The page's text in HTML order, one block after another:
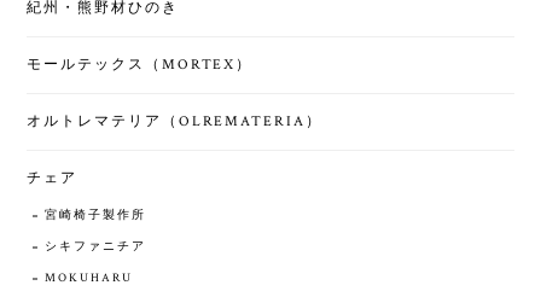
紀州・熊野材ひのき
モールテックス（MORTEX）
オルトレマテリア（OLREMATERIA）
チェア
宮崎椅子製作所
シキファニチア
MOKUHARU